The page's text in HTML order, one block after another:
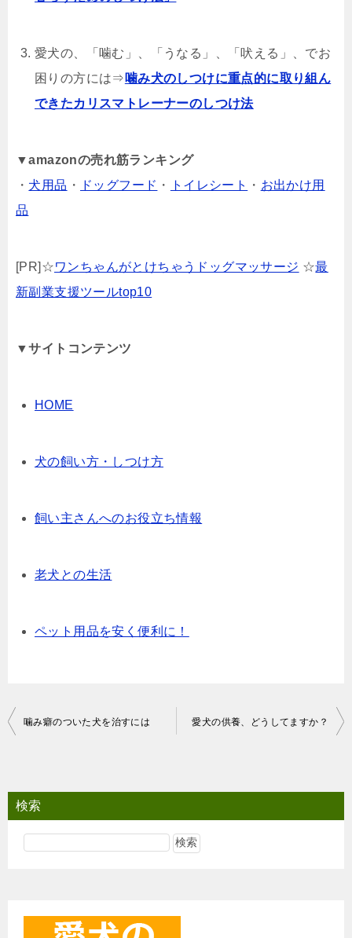
愛犬の、「噛む」、「うなる」、「吠える」、でお
困りの方には⇒噛み犬のしつけに重点的に取り組ん
できたカリスマトレーナーのしつけ法
▼amazonの売れ筋ランキング
・ 犬用品 ・ ドッグフード ・ トイレシート ・ お出かけ用
品
[PR]☆ワンちゃんがとけちゃうドッグマッサージ ☆最
新副業支援ツールtop10
▼サイトコンテンツ
HOME
犬の飼い方・しつけ方
飼い主さんへのお役立ち情報
老犬との生活
ペット用品を安く便利に！
投
ビ
ゲ
噛み癖のついた犬を治すには 愛犬の供養、どうしてますか？
検索